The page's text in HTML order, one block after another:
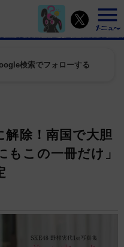
検索でフォローする
除！南国で大胆
もこの一冊だけ」